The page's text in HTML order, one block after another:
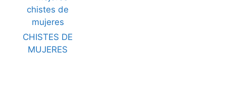
CHISTES DE
MUJERES